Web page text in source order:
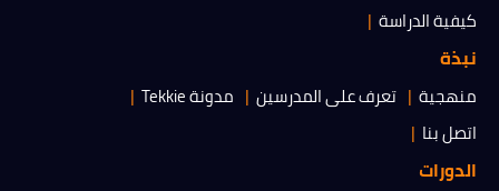
كيفية الدراسة
نبذة
منهجية تعرف على المدرسين
مدونة Tekkie
اتصل بنا
الدورات